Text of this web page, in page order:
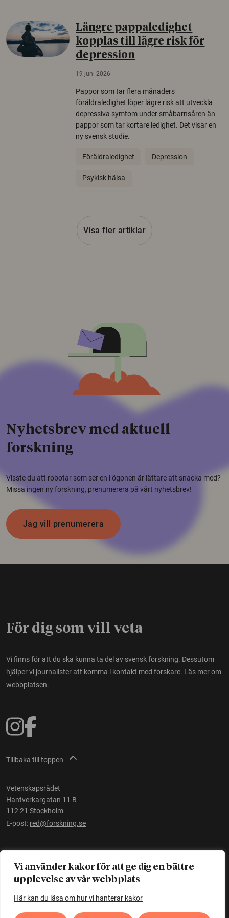
Vi använder kakor för att ge dig en bättre
upplevelse av vår webbplats
Här kan du läsa om hur vi hanterar kakor
Längre pappaledighet
kopplas till lägre risk för
depression
19 juni 2026
Pappor som tar flera månaders
föräldraledighet löper lägre risk att utveckla
depressiva symtom under småbarnsåren än
pappor som tar kortare ledighet. Det visar en
ny svensk studie.
Föräldraledighet Depression
Psykisk hälsa
Visa fler artiklar
Nyhetsbrev med aktuell
forskning
Visste du att robotar som ser en i ögonen är lättare att snacka med?
Missa ingen ny forskning, prenumerera på vårt nyhetsbrev!
Jag vill prenumerera
För dig som vill veta
Vi finns för att du ska kunna ta del av svensk forskning. Dessutom
hjälper vi journalister att komma i kontakt med forskare. Läs mer om
webbplatsen.
Tillbaka till toppen
Vetenskapsrådet
Hantverkargatan 11 B
112 21 Stockholm
E-post: red@forskning.se
Tillgänglighet
Ett initiativ avVetenskapsrådet